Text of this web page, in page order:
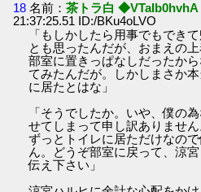
18 名前：茶トラ白 ◆VTaIb0hvhA
21:37:25.51 ID:/BKu4oLVO
「もしかしたら用事でもでき
とも思ったんだが、おまえの
部室に置きっぱなしだったか
てみたんだが。しかしまさか
に居たとはな」
「そうでしたか。いや、僕の
せてしまって申し訳ありませ
ずっとトイレに居ただけなの
ん。どうぞ部室に戻って、涼
伝え下さい」